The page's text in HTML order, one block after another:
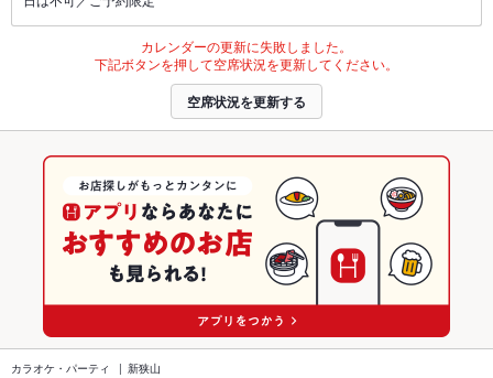
カレンダーの更新に失敗しました。
下記ボタンを押して空席状況を更新してください。
空席状況を更新する
カラオケ・パーティ 新狭山